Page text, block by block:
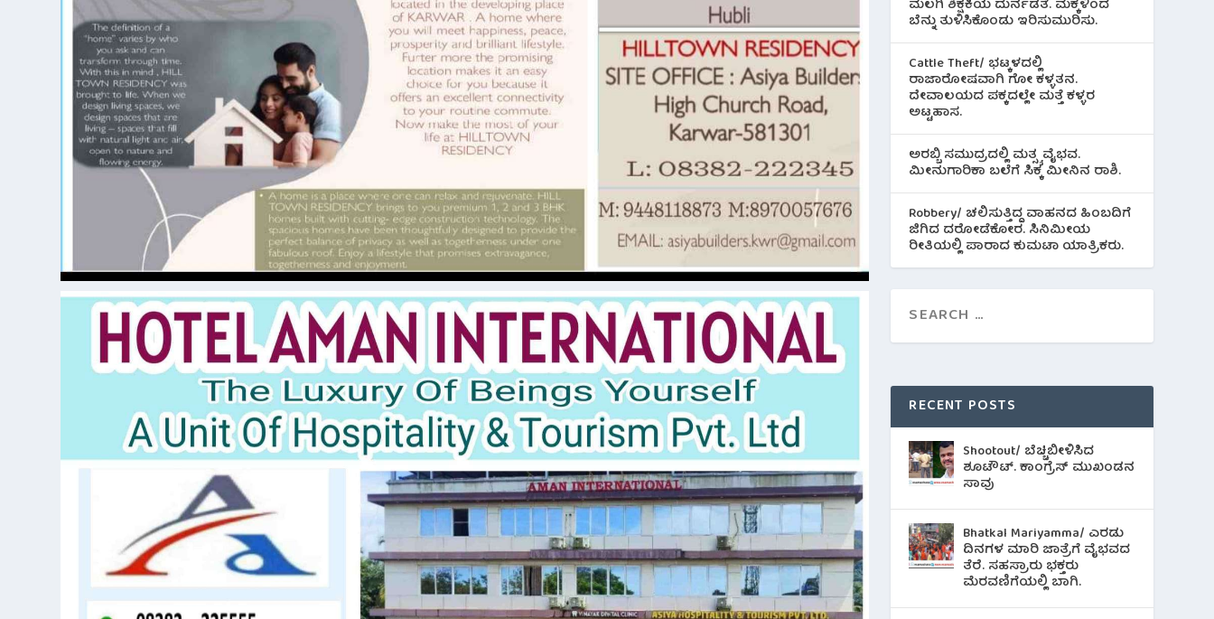
ಮಲಗಿ ಶಿಕ್ಷಕಿಯ ದುರ್ನಡತೆ. ಮಕ್ಕಳಿಂದ
ಬೆನ್ನು ತುಳಿಸಿಕೊಂಡು ಇರಿಸುಮುರಿಸು.
Cattle Theft/ ಭಟ್ಕಳದಲ್ಲಿ
ರಾಜಾರೋಷವಾಗಿ ಗೋ ಕಳ್ಳತನ.
ದೇವಾಲಯದ ಪಕ್ಕದಲ್ಲೇ ಮತ್ತೆ ಕಳ್ಳರ
ಅಟ್ಟಹಾಸ.
ಅರಬ್ಬಿ ಸಮುದ್ರದಲ್ಲಿ ಮತ್ಸ್ಯ ವೈಭವ.
ಮೀನುಗಾರಿಕಾ ಬಲೆಗೆ ಸಿಕ್ಕ ಮೀನಿನ‌ ರಾಶಿ.
Robbery/ ಚಲಿಸುತ್ತಿದ್ದ ವಾಹನದ ಹಿಂಬದಿಗೆ
ಜಿಗಿದ ದರೋಡೆಕೋರ. ಸಿನಿಮೀಯ
ರೀತಿಯಲ್ಲಿ ಪಾರಾದ ಕುಮಟಾ ಯಾತ್ರಿಕರು.
RECENT POSTS
Shootout/ ಬೆಚ್ಚಿಬೀಳಿಸಿದ
ಶೂಟೌಟ್‌. ಕಾಂಗ್ರೆಸ್ ಮುಖಂಡನ
ಸಾವು
Bhatkal Mariyamma/ ಎರಡು
ದಿನಗಳ ಮಾರಿ ಜಾತ್ರೆಗೆ ವೈಭವದ
ತೆರೆ. ಸಹಸ್ರಾರು ಭಕ್ತರು
ಮೆರವಣಿಗೆಯಲ್ಲಿ ಬಾಗಿ.